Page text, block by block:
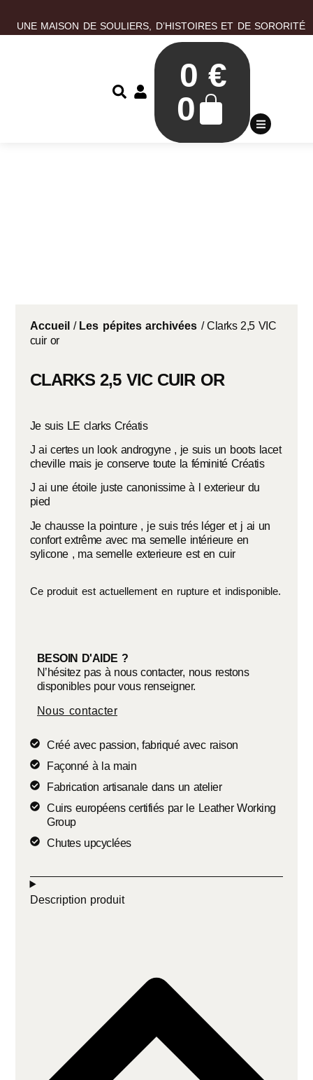
UNE MAISON DE SOULIERS, D’HISTOIRES ET DE SORORITÉ
0 €
0
Accueil / Les pépites archivées / Clarks 2,5 VIC
cuir or
CLARKS 2,5 VIC CUIR OR
Je suis LE clarks Créatis
J ai certes un look androgyne , je suis un boots lacet
cheville mais je conserve toute la féminité Créatis
J ai une étoile juste canonissime à l exterieur du
pied
Je chausse la pointure , je suis trés léger et j ai un
confort extrême avec ma semelle intérieure en
sylicone , ma semelle exterieure est en cuir
Ce produit est actuellement en rupture et indisponible.
BESOIN D'AIDE ?
N’hésitez pas à nous contacter, nous restons
disponibles pour vous renseigner.
Nous contacter
Créé avec passion, fabriqué avec raison
Façonné à la main
Fabrication artisanale dans un atelier
Cuirs européens certifiés par le Leather Working
Group
Chutes upcyclées
Description produit